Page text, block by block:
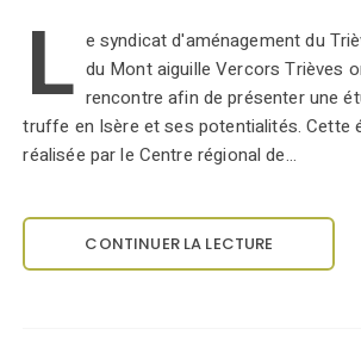
L e syndicat d'aménagement du
du Mont aiguille Vercors Trièves
rencontre afin de présenter une
truffe en Isère et ses potentialités. Cette
réalisée par le Centre régional de…
CONTINUER LA LECTURE